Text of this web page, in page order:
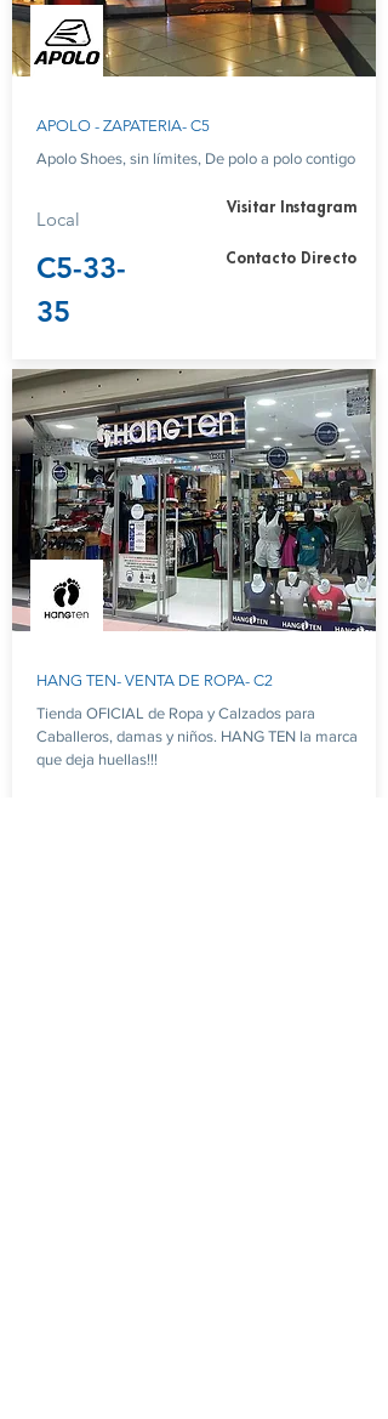
APOLO - ZAPATERIA- C5
Apolo Shoes, sin límites, De polo a polo contigo
Local
C5-33-
35
Visitar Instagram
Contacto Directo
HANG TEN- VENTA DE ROPA- C2
Tienda OFICIAL de Ropa y Calzados para
Caballeros, damas y niños. HANG TEN la marca
que deja huellas!!!